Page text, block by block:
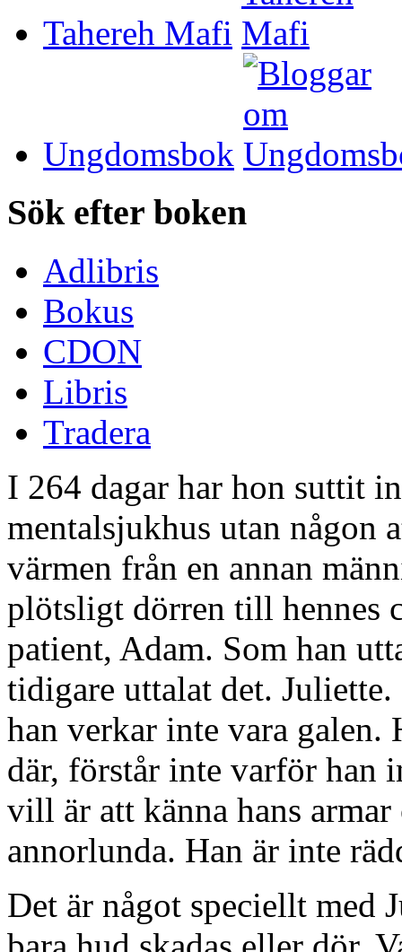
Tahereh Mafi
Ungdomsbok
Sök efter boken
Adlibris
Bokus
CDON
Libris
Tradera
I 264 dagar har hon suttit
mentalsjukhus utan någon
värmen från en annan
plötsligt dörren till hennes
patient, Adam. Som han
tidigare uttalat det.
han verkar inte vara
där, förstår inte varför han
vill är att känna hans
annorlunda. Han är inte
Det är något speciellt med